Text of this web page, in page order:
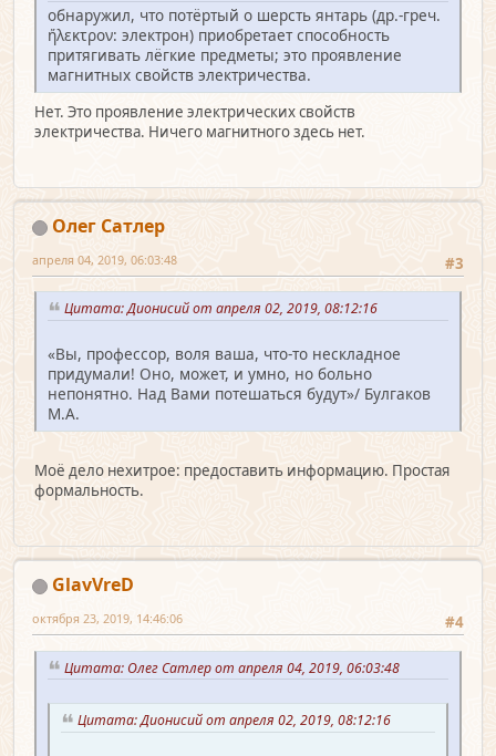
обнаружил, что потёртый о шерсть янтарь (др.-греч.
ἤλεκτρον: электрон) приобретает способность
притягивать лёгкие предметы; это проявление
магнитных свойств электричества.
Нет. Это проявление электрических свойств
электричества. Ничего магнитного здесь нет.
Олег Сатлер
#3
апреля 04, 2019, 06:03:48
Цитата: Дионисий от апреля 02, 2019, 08:12:16
«Вы, профессор, воля ваша, что-то нескладное
придумали! Оно, может, и умно, но больно
непонятно. Над Вами потешаться будут»/ Булгаков
М.А.
Моё дело нехитрое: предоставить информацию. Простая
формальность.
GlavVreD
#4
октября 23, 2019, 14:46:06
Цитата: Олег Сатлер от апреля 04, 2019, 06:03:48
Цитата: Дионисий от апреля 02, 2019, 08:12:16